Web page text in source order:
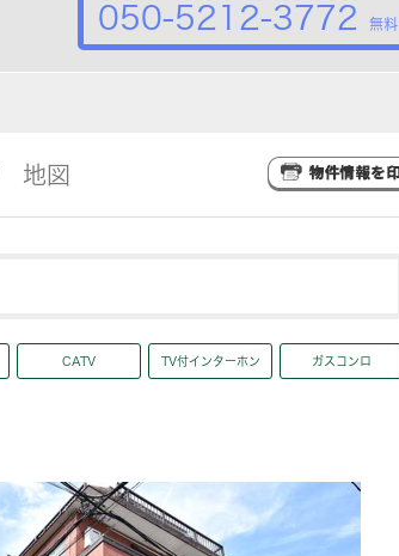
050-5212-3772 無料
地図
CATV TV付インターホン ガスコンロ